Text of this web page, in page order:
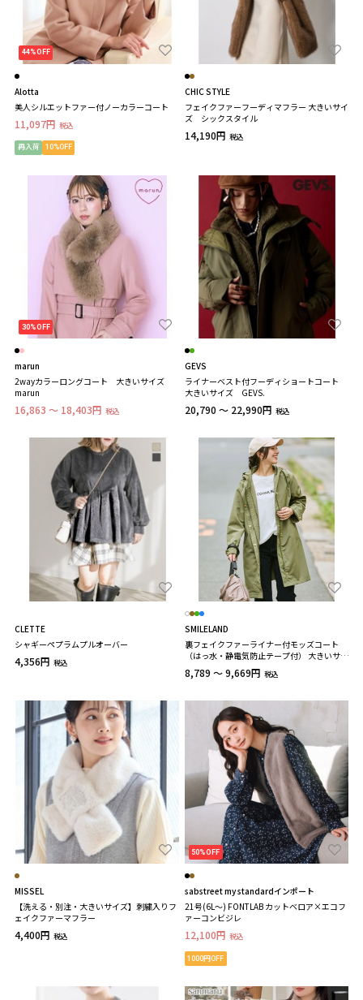
44%OFF
Alotta
美人シルエットファー付ノーカラーコート
11,097円 税込
再入荷 10%OFF
CHIC STYLE
フェイクファーフーディマフラー 大きいサイ
ズ シックスタイル
14,190円 税込
30%OFF
marun
2wayカラーロングコート 大きいサイズ
marun
16,863 ～ 18,403円 税込
GEVS
ライナーベスト付フーディショートコート
大きいサイズ GEVS.
20,790 ～ 22,990円 税込
CLETTE
シャギーペプラムプルオーバー
4,356円 税込
SMILELAND
裏フェイクファーライナー付モッズコート
（はっ水・静電気防止テープ付） 大きいサイ
8,789 ～ 9,669円 税込
MISSEL
【洗える・別注・大きいサイズ】刺繍入りフ
ェイクファーマフラー
4,400円 税込
50%OFF
sabstreet my standardインポート
21号(6L～) FONTLAB カットベロア×エコフ
ァーコンビジレ
12,100円 税込
1000円OFF